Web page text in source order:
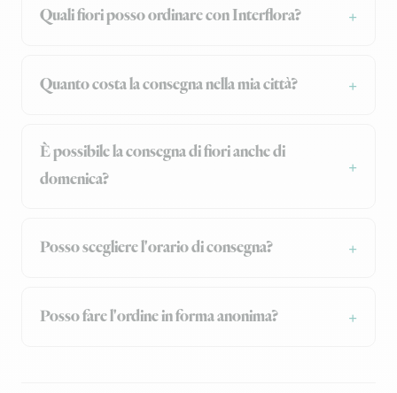
Quali fiori posso ordinare con Interflora?
Quanto costa la consegna nella mia città?
È possibile la consegna di fiori anche di
domenica?
Posso scegliere l'orario di consegna?
Posso fare l'ordine in forma anonima?